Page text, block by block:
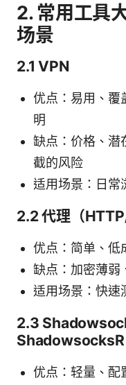
2. 常用工具
场景
2.1 VPN
优点：易用、覆
明
缺点：价格、潜
截的风险
适用场景：日常
2.2 代理（
优点：简单、低
缺点：加密薄弱
适用场景：快速
2.3
ShadowsocksR
优点：轻量、配